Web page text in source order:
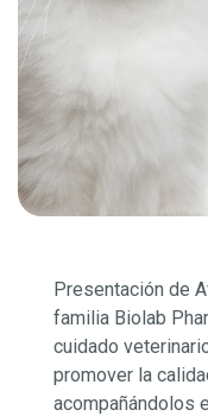
Presentación de
familia Biolab
cuidado
promover la
acompañándolos